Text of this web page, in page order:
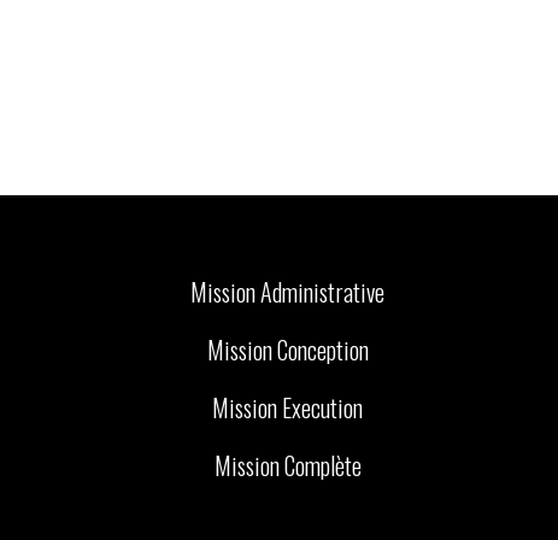
Mission Administrative
Mission Conception
Mission Execution
Mission Complète